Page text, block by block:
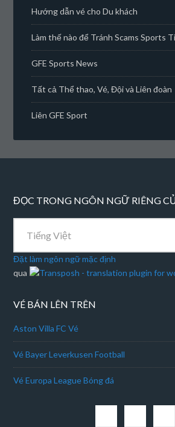
Hướng dẫn vé cho Du khách
Làm thế nào để Tránh Scams Sports
GFE Sports News
Tất cả Thể thao, Vé, Đội và Liên đoàn
Liên GFE Sport
ĐỌC TRONG NGÔN NGỮ RIÊNG
Đặt làm ngôn ngữ mặc định
qua
VÉ BÁN LÊN TRÊN
Aston Villa FC Vé
Vé Bayer Leverkusen Football
Vé Europa League Bóng đá